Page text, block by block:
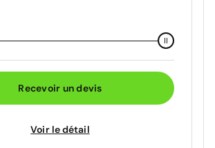
Recevoir un devis
Voir le détail